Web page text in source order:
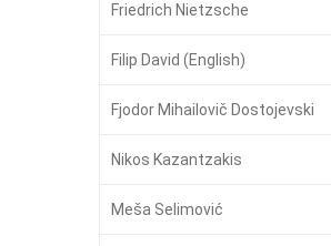
Friedrich Nietzsche
Filip David (English)
Fjodor Mihailovič Dostojevski
Nikos Kazantzakis
Meša Selimović